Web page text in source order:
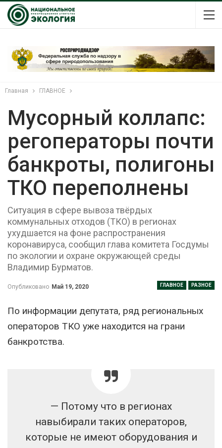
Главная ГЛАВНОЕ
Мусорный коллапс:
регоператоры почти
банкроты, полигоны
ТКО переполнены
Ситуация в сфере вывоза твёрдых
коммунальных отходов (ТКО) в регионах
ухудшается на фоне распространения
коронавируса, сообщил глава комитета Госдумы
по экологии и охране окружающей среды
Владимир Бурматов.
ГЛАВНОЕ РАЗНОЕ
Опубликовано Май 19, 2020
По информации депутата, ряд региональных
операторов ТКО уже находится на грани
банкротства.
— Потому что в регионах
навыбирали таких операторов,
которые не имеют оборудования и